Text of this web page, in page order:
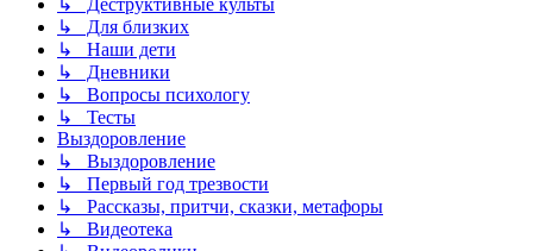
↳ Для близких
↳ Наши дети
↳ Дневники
↳ Вопросы психологу
↳ Тесты
Выздоровление
↳ Выздоровление
↳ Первый год трезвости
↳ Рассказы, притчи, сказки, метафоры
↳ Видеотека